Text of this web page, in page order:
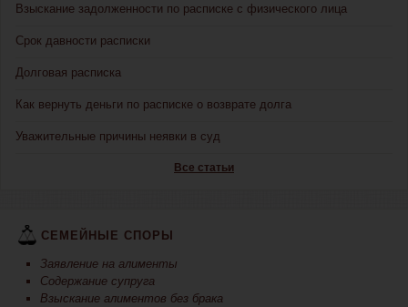
Взыскание задолженности по расписке с физического лица
Срок давности расписки
Долговая расписка
Как вернуть деньги по расписке о возврате долга
Уважительные причины неявки в суд
Все статьи
СЕМЕЙНЫЕ СПОРЫ
Заявление на алименты
Содержание супруга
Взыскание алиментов без брака